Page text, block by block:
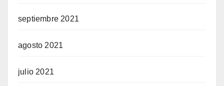
septiembre 2021
agosto 2021
julio 2021